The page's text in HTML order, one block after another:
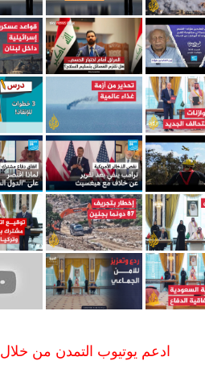
ادعم يوتيوب التمدن من خلال